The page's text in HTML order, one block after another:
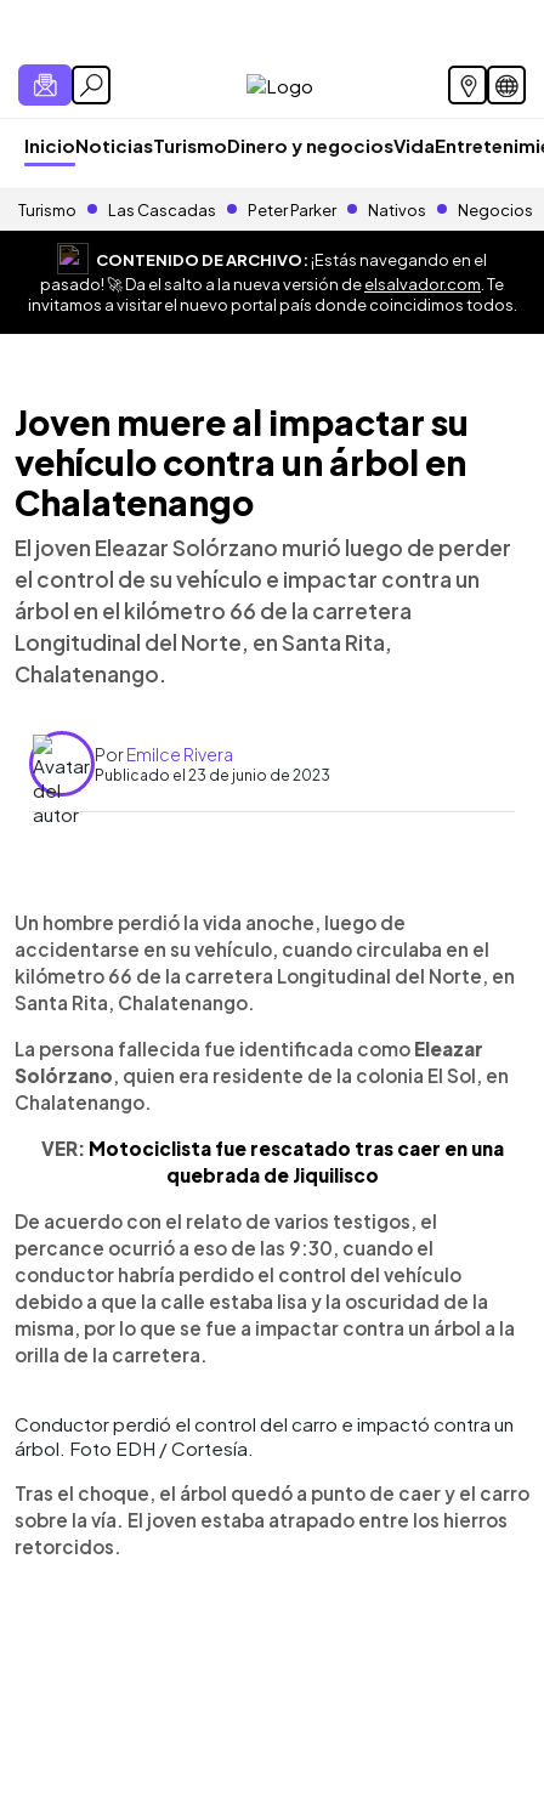
InicioNoticiasTurismoDinero y negociosVida
Turismo Las Cascadas Peter Parker Nativos Negocios
CONTENIDO DE ARCHIVO:¡Estás navegando en el
pasado! 🚀 Da el salto a la nueva versión deelsalvador.com . Te
invitamos a visitar el nuevo portal país donde coincidimos todos.
Joven muere al impactar su
vehículo contra un árbol en
Chalatenango
El joven Eleazar Solórzano murió luego de perder
el control de su vehículo e impactar contra un
árbol en el kilómetro 66 de la carretera
Longitudinal del Norte, en Santa Rita,
Chalatenango.
PorEmilce Rivera
Publicado el 23 de junio de 2023
► Escuchar artículo
Un hombre perdió la vida anoche, luego de
accidentarse en su vehículo, cuando circulaba en el
kilómetro 66 de la carretera Longitudinal del Norte, en
Santa Rita, Chalatenango.
La persona fallecida fue identificada como Eleazar
Solórzano, quien era residente de la colonia El Sol, en
Chalatenango.
VER: Motociclista fue rescatado tras caer en una
quebrada de Jiquilisco
De acuerdo con el relato de varios testigos, el
percance ocurrió a eso de las 9:30, cuando el
conductor habría perdido el control del vehículo
debido a que la calle estaba lisa y la oscuridad de la
misma, por lo que se fue a impactar contra un árbol a la
orilla de la carretera.
Conductor perdió el control del carro e impactó contra un
árbol. Foto EDH / Cortesía.
Tras el choque, el árbol quedó a punto de caer y el carro
sobre la vía. El joven estaba atrapado entre los hierros
retorcidos.